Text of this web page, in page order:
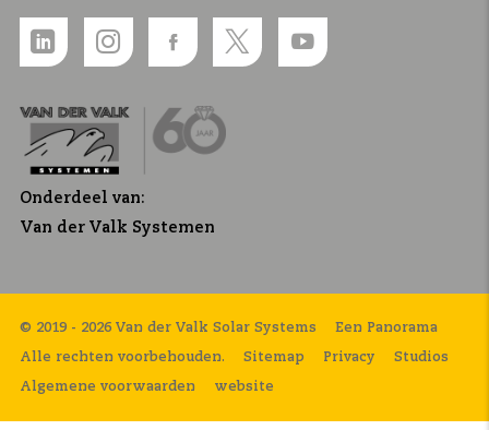
Onderdeel van:
Van der Valk Systemen
© 2019 - 2026 Van der Valk Solar Systems
Alle rechten voorbehouden. Sitemap Privacy
Algemene voorwaarden
Een Panorama
Studios
website